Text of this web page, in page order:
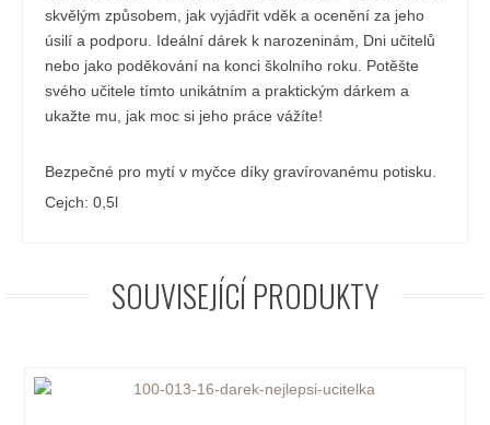
skvělým způsobem, jak vyjádřit vděk a ocenění za jeho
úsilí a podporu. Ideální dárek k narozeninám, Dni učitelů
nebo jako poděkování na konci školního roku. Potěšte
svého učitele tímto unikátním a praktickým dárkem a
ukažte mu, jak moc si jeho práce vážíte!
Bezpečné pro mytí v myčce díky gravírovanému potisku.
Cejch: 0,5l
SOUVISEJÍCÍ PRODUKTY